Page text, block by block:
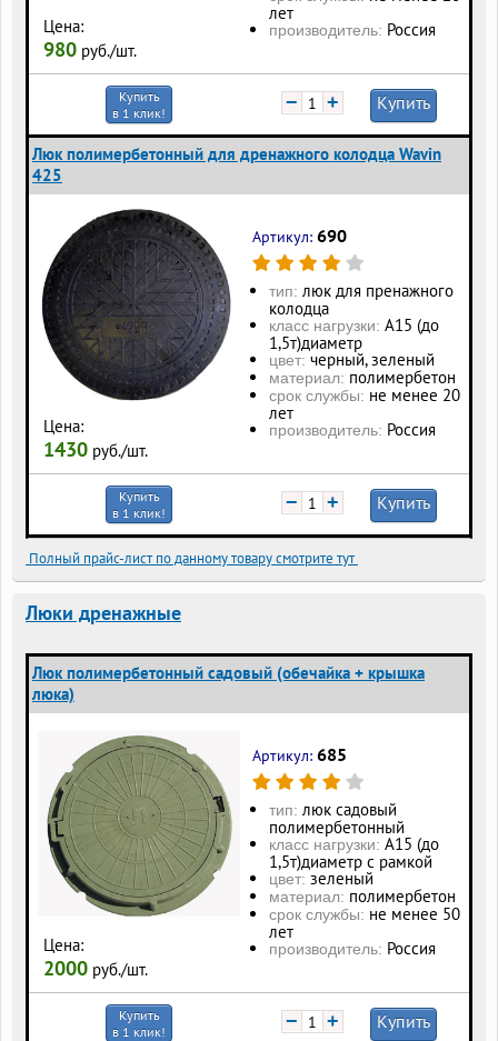
Цена:
980 руб./шт.
лет
производитель: Россия
Купить
в 1 клик!
− + Купить
Люк полимербетонный для дренажного колодца Wavin
425
Цена:
1430 руб./шт.
Артикул: 690
тип: люк для пренажного
колодца
класс нагрузки: А15 (до
1,5т)диаметр
цвет: черный, зеленый
материал: полимербетон
срок службы: не менее 20
лет
производитель: Россия
Купить
в 1 клик!
− + Купить
Полный прайс-лист по данному товару смотрите тут
Люки дренажные
Люк полимербетонный садовый (обечайка + крышка
люка)
Цена:
2000 руб./шт.
Артикул: 685
тип: люк садовый
полимербетонный
класс нагрузки: А15 (до
1,5т)диаметр с рамкой
цвет: зеленый
материал: полимербетон
срок службы: не менее 50
лет
производитель: Россия
Купить
в 1 клик!
− + Купить